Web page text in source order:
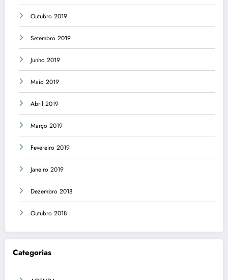
Outubro 2019
Setembro 2019
Junho 2019
Maio 2019
Abril 2019
Março 2019
Fevereiro 2019
Janeiro 2019
Dezembro 2018
Outubro 2018
Categorias